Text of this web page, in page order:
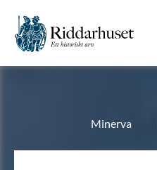
Minerva